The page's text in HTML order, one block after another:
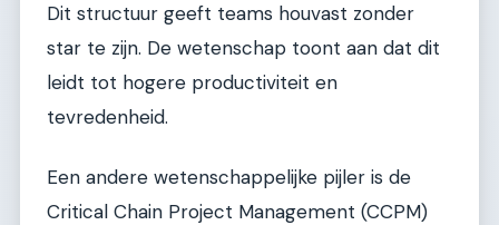
Dit structuur geeft teams houvast zonder
star te zijn. De wetenschap toont aan dat dit
leidt tot hogere productiviteit en
tevredenheid.
Een andere wetenschappelijke pijler is de
Critical Chain Project Management (CCPM)